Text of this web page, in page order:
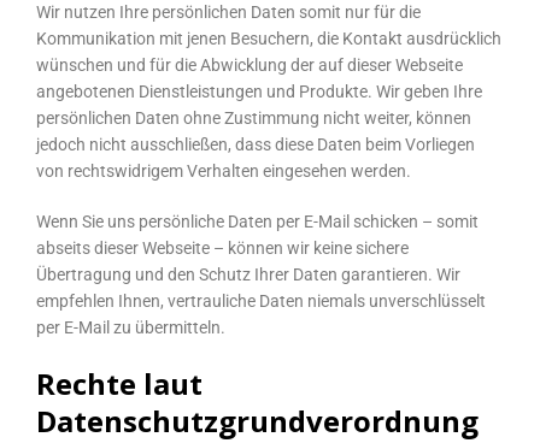
Wir nutzen Ihre persönlichen Daten somit nur für die
Kommunikation mit jenen Besuchern, die Kontakt ausdrücklich
wünschen und für die Abwicklung der auf dieser Webseite
angebotenen Dienstleistungen und Produkte. Wir geben Ihre
persönlichen Daten ohne Zustimmung nicht weiter, können
jedoch nicht ausschließen, dass diese Daten beim Vorliegen
von rechtswidrigem Verhalten eingesehen werden.
Wenn Sie uns persönliche Daten per E-Mail schicken – somit
abseits dieser Webseite – können wir keine sichere
Übertragung und den Schutz Ihrer Daten garantieren. Wir
empfehlen Ihnen, vertrauliche Daten niemals unverschlüsselt
per E-Mail zu übermitteln.
Rechte laut
Datenschutzgrundverordnung